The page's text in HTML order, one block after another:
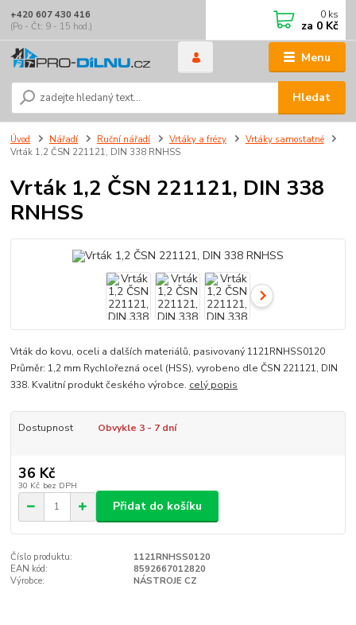
Menu
Hledat
+420 607 430 416
(Po - Čt: 9 - 15 hod.)
0 ks
za 0 Kč
Úvod Nářadí Ruční nářadí Vrtáky a frézy
Vrtáky samostatné
Vrták 1,2 ČSN 221121, DIN 338 RNHSS
Vrták 1,2 ČSN 221121, DIN 338
RNHSS
Vrták do kovu, oceli a dalších materiálů, pasivovaný 1121RNHSS0120
Průměr: 1,2 mm Rychlořezná ocel (HSS), vyrobeno dle ČSN 221121, DIN
338. Kvalitní produkt českého výrobce. celý popis
Dostupnost Obvykle 3 - 7 dní
36 Kč
30 Kč bez DPH
Přidat do košíku
Číslo produktu:
1121RNHSS0120
EAN kód:
8592667012820
Výrobce:
NÁSTROJE CZ